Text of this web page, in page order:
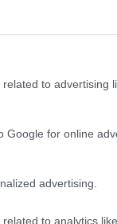
to advertising
Google for online
advertising.
to analytics
Válasz erre